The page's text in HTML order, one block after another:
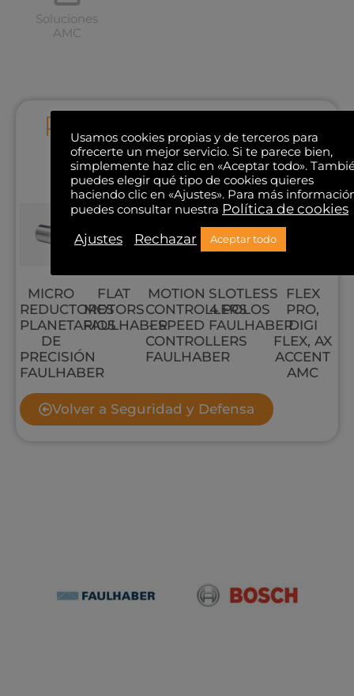
Soluciones
AMC
PRODUCTOS PARA
RADARES Y
ANTENAS
MICRO
REDUCTORES
PLANETARIOS
DE
PRECISIÓN
FAULHABER
FLAT
MOTORS
FAULHABER
MOTION
CONTROLLERS
- SPEED
CONTROLLERS
FAULHABER
SLOTLESS
4 POLOS
FAULHABER
FLEX
PRO,
DIGI
FLEX, AX
ACCENT
AMC
Volver a Seguridad y Defensa
Usamos cookies propias y de terceros para
ofrecerte un mejor servicio. Si te parece bien,
simplemente haz clic en «Aceptar todo».
puedes elegir qué tipo de cookies quieres
haciendo clic en «Ajustes». Para más
puedes consultar nuestra Política de cookies
Ajustes
Rechazar Aceptar todo